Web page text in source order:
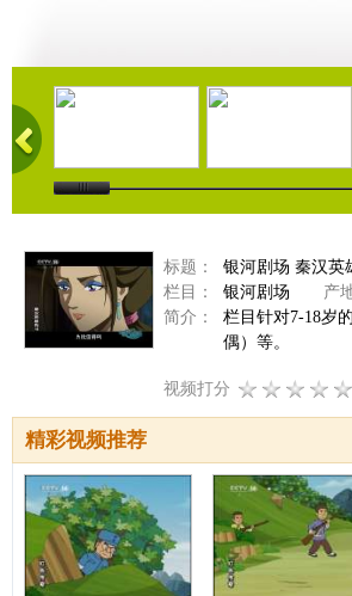
06:17 04:37
标题：
银河剧场 秦汉英
栏目：
银河剧场 产地
简介：
栏目针对7-18岁
偶）等。
视频打分
精彩视频推荐